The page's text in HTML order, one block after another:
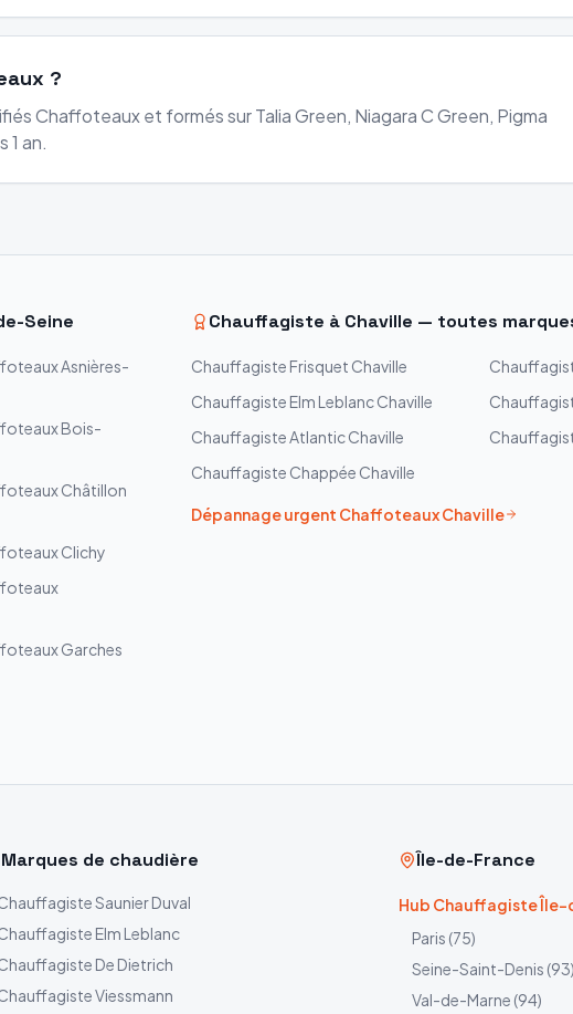
?
Chaffoteaux et formés sur Talia Green, Niagara C Green, Pigma
1 an.
Seine
Asnières-
Bois-
Châtillon
Clichy
Garches
Chauffagiste à Chaville — toutes
Chauffagiste Frisquet Chaville
Chauffagiste Elm LeblancChaville
ChauffagisteAtlanticChaville
Chauffagiste Chappée Chaville
Dépannage urgent ChaffoteauxChaville
Marques de chaudière
Saunier Duval
Elm Leblanc
De Dietrich
Viessmann
Île-de-France
Hub Chauffagiste
Paris (75)
Seine-Saint-Denis (93)
Val-de-Marne (94)